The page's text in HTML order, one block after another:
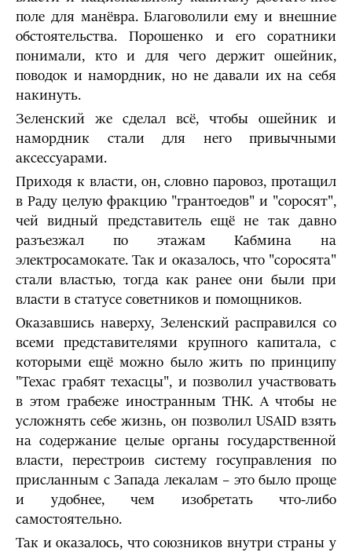
поле для манёвра. Благоволили ему и внешние
обстоятельства. Порошенко и его соратники
понимали, кто и для чего держит ошейник,
поводок и намордник, но не давали их на себя
накинуть.
Зеленский же сделал всё, чтобы ошейник и
намордник стали для него привычными
аксессуарами.
Приходя к власти, он, словно паровоз, протащил
в Раду целую фракцию "грантоедов" и "соросят",
чей видный представитель ещё не так давно
разъезжал по этажам Кабмина на
электросамокате. Так и оказалось, что "соросята"
стали властью, тогда как ранее они были при
власти в статусе советников и помощников.
Оказавшись наверху, Зеленский расправился со
всеми представителями крупного капитала, с
которыми ещё можно было жить по принципу
"Техас грабят техасцы", и позволил участвовать
в этом грабеже иностранным ТНК. А чтобы не
усложнять себе жизнь, он позволил USAID взять
на содержание целые органы государственной
власти, перестроив систему госуправления по
присланным с Запада лекалам – это было проще
и удобнее, чем изобретать что-либо
самостоятельно.
Так и оказалось, что союзников внутри страны у